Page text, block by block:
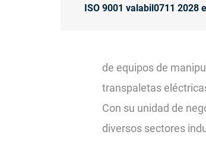
ISO 9001 valabil0711 2028
de equipos de
transpaletas
Con su unidad de
diversos sectores